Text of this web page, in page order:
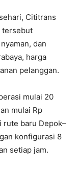
Cititrans
tersebut
dan
harga
pelanggan.
mulai 20
mulai Rp
rute baru Depok–
konfigurasi 8
setiap jam.